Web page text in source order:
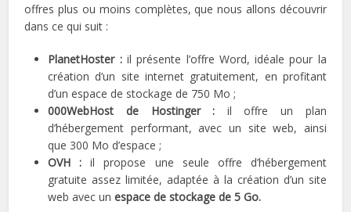
offres plus ou moins complètes, que nous allons découvrir
dans ce qui suit :
PlanetHoster :il présente l’offre Word, idéale pour la
création d’un site internet gratuitement, en profitant
d’un espace de stockage de 750 Mo ;
000WebHost de Hostinger : il offre un plan
d’hébergement performant, avec un site web, ainsi
que 300 Mo d’espace ;
OVH : il propose une seule offre d’hébergement
gratuite assez limitée, adaptée à la création d’un site
web avec unespace de stockage de 5 Go.